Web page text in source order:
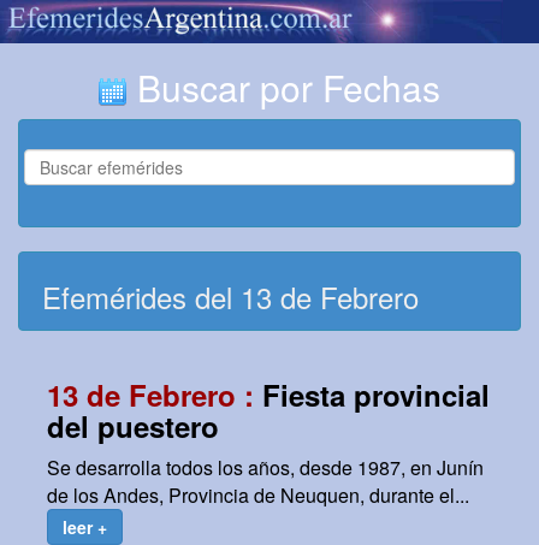
Buscar por Fechas
Efemérides del 13 de Febrero
13 de Febrero : Fiesta provincial
del puestero
Se desarrolla todos los años, desde 1987, en Junín
de los Andes, Provincia de Neuquen, durante el...
leer +